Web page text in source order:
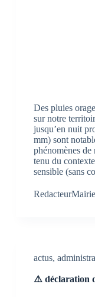
Des pluies
sur notre
jusqu’en nuit
mm) sont
phénomènes
tenu du
sensible (sans
RedacteurMairie
actus,
⚠️ déclaration